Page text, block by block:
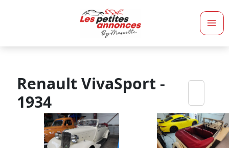
Renault VivaSport -
1934